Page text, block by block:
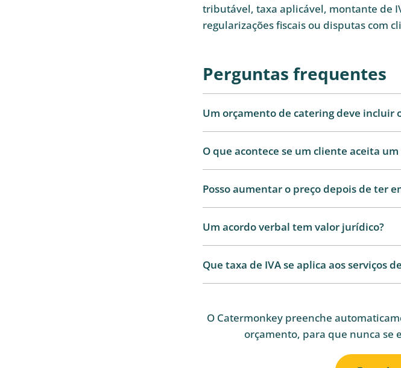
tributável, taxa aplicável, montante de
regularizações fiscais ou disputas com
Perguntas frequentes
Um orçamento de catering deve incluir
O que acontece se um cliente aceita
Posso aumentar o preço depois de ter
Um acordo verbal tem valor jurídico?
Que taxa de IVA se aplica aos serviços
O Catermonkey preenche
orçamento, para que nunca se